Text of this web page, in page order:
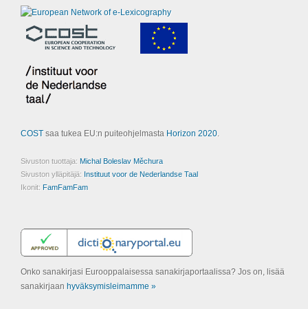
COSTsaa tukea EU:n puiteohjelmasta Horizon 2020.
Sivuston tuottaja: Michal Boleslav Měchura
Sivuston ylläpitäjä: Instituut voor de Nederlandse Taal
Ikonit: FamFamFam
Onko sanakirjasi Eurooppalaisessa sanakirjaportaalissa? Jos on, lisää
sanakirjaan hyväksymisleimamme »